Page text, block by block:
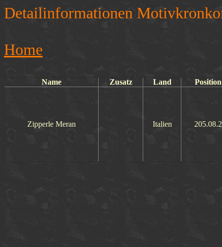
Detailinformationen
Home
Name Zusatz Land Position
Zipperle Meran Italien 205.08.2